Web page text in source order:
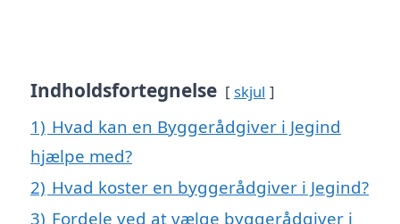
Indholdsfortegnelse skjul
1) Hvad kan en Byggerådgiver i Jegind
hjælpe med?
2) Hvad koster en byggerådgiver i Jegind?
3) Fordele ved at vælge byggerådgiver i